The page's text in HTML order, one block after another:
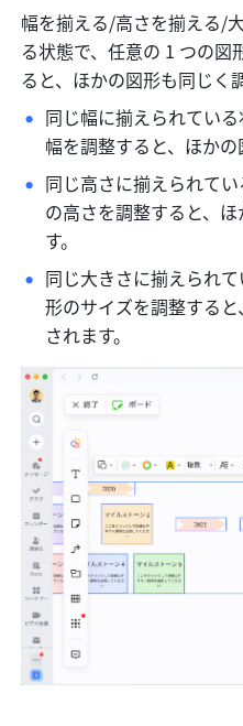
幅を揃える/高さを揃える/
る状態で、任意の 1 つの
ると、ほかの図形も同じく
同じ幅に揃えられてい
幅を調整すると、ほかの
同じ高さに揃えられて
の高さを調整すると、
す。
同じ大きさに揃えられ
形のサイズを調整する
されます。